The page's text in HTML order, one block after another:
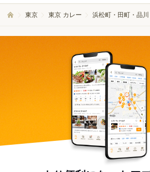
東京 東京 カレー 浜松町・田町・品